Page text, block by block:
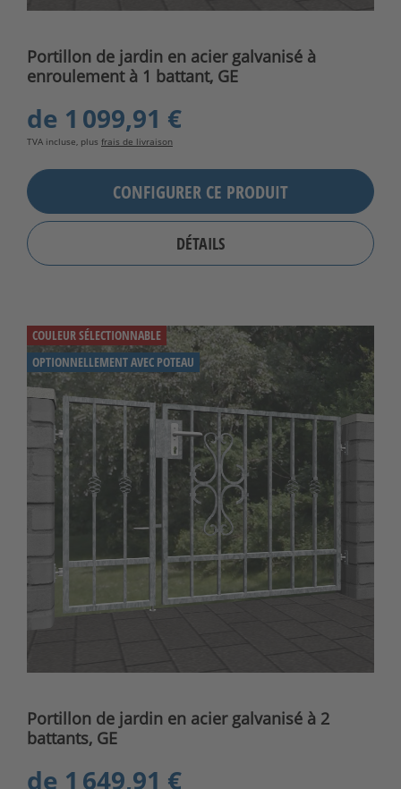
Portillon de jardin en acier galvanisé à
enroulement à 1 battant, GE
de 1 099,91 €
TVA incluse, plus frais de livraison
CONFIGURER CE PRODUIT
DÉTAILS
COULEUR SÉLECTIONNABLE
OPTIONNELLEMENT AVEC POTEAU
Portillon de jardin en acier galvanisé à 2
battants, GE
de 1 649,91 €